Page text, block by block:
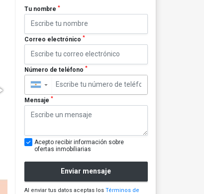
Tu nombre *
Correo electrónico *
Número de teléfono *
▼
Mensaje *
Acepto recibir información sobre
ofertas inmobiliarias
Enviar mensaje
Al enviar tus datos aceptas los Términos de